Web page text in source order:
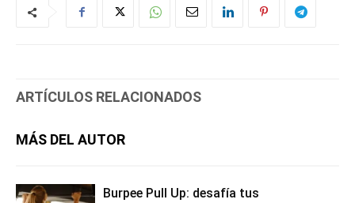
ARTÍCULOS RELACIONADOS
MÁS DEL AUTOR
Burpee Pull Up: desafía tus